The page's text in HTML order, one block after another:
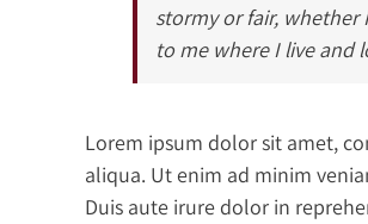
stormy or fair, whether
to me where I live and
Lorem ipsum dolor sit amet,
aliqua. Ut enim ad minim
Duis aute irure dolor in